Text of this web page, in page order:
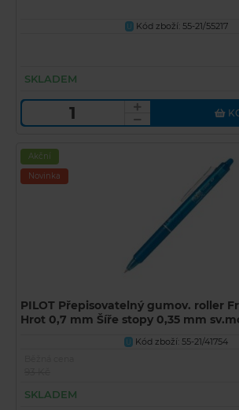
U Kód zboží: 55-21/55217
SKLADEM
Akční
Novinka
PILOT Přepisovatelný gumov. roller
Hrot 0,7 mm Šíře stopy 0,35 mm
U
Kód zboží: 55-21/41754
SKLADEM